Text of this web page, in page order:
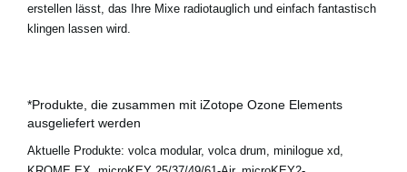
erstellen lässt, das Ihre Mixe radiotauglich und einfach fantastisch
klingen lassen wird.
*Produkte, die zusammen mit iZotope Ozone Elements
ausgeliefert werden
Aktuelle Produkte: volca modular, volca drum, minilogue xd,